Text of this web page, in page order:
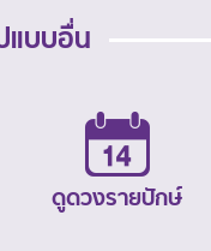
แบบอื่น
ดูดวงรายปักษ์